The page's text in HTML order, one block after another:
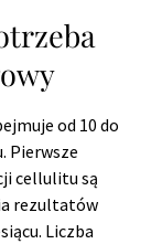
od 10 do
Pierwsze
cellulitu są
rezultatów
Liczba